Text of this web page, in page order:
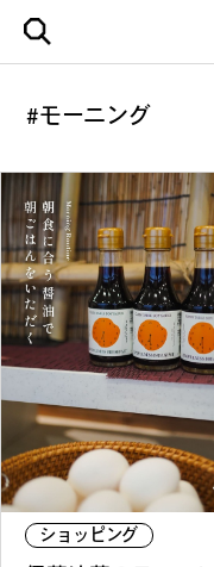
最新記
ファッション
#モーニング
ショッピング